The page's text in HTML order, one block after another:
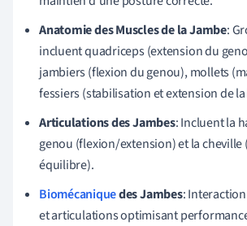
Anatomie des Muscles de la Jambe:
incluent quadriceps (extension du
jambiers (flexion du genou), mollets
fessiers (stabilisation et extension de
Articulations des Jambes: Incluent la
genou (flexion/extension) et la
équilibre).
Biomécaniquedes Jambes:
et articulations optimisant